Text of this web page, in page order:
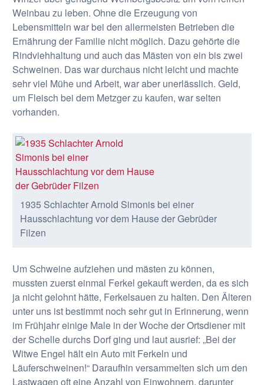
Weinbau zu leben. Ohne die Erzeugung von
Lebensmitteln war bei den allermeisten Betrieben die
Ernährung der Familie nicht möglich. Dazu gehörte die
Rindviehhaltung und auch das Mästen von ein bis zwei
Schweinen. Das war durchaus nicht leicht und machte
sehr viel Mühe und Arbeit, war aber unerlässlich. Geld,
um Fleisch bei dem Metzger zu kaufen, war selten
vorhanden.
1935 Schlachter Arnold Simonis bei einer
Hausschlachtung vor dem Hause der Gebrüder
Filzen
Um Schweine aufziehen und mästen zu können,
mussten zuerst einmal Ferkel gekauft werden, da es sich
ja nicht gelohnt hätte, Ferkelsauen zu halten. Den Älteren
unter uns ist bestimmt noch sehr gut in Erinnerung, wenn
im Frühjahr einige Male in der Woche der Ortsdiener mit
der Schelle durchs Dorf ging und laut ausrief: „Bei der
Witwe Engel hält ein Auto mit Ferkeln und
Läuferschweinen!“ Daraufhin versammelten sich um den
Lastwagen oft eine Anzahl von Einwohnern, darunter